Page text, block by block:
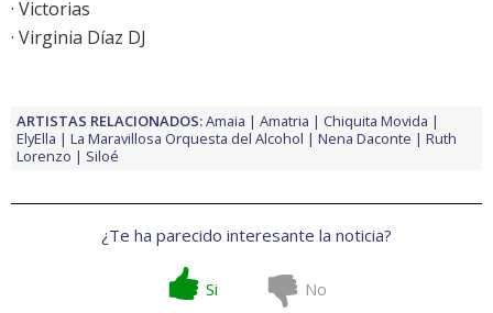
· Victorias
· Virginia Díaz DJ
ARTISTAS RELACIONADOS:Amaia Amatria
Chiquita Movida
ElyElla
La Maravillosa Orquesta del Alcohol Nena Daconte
Ruth
Lorenzo
Siloé
¿Te ha parecido interesante la noticia?
Si No